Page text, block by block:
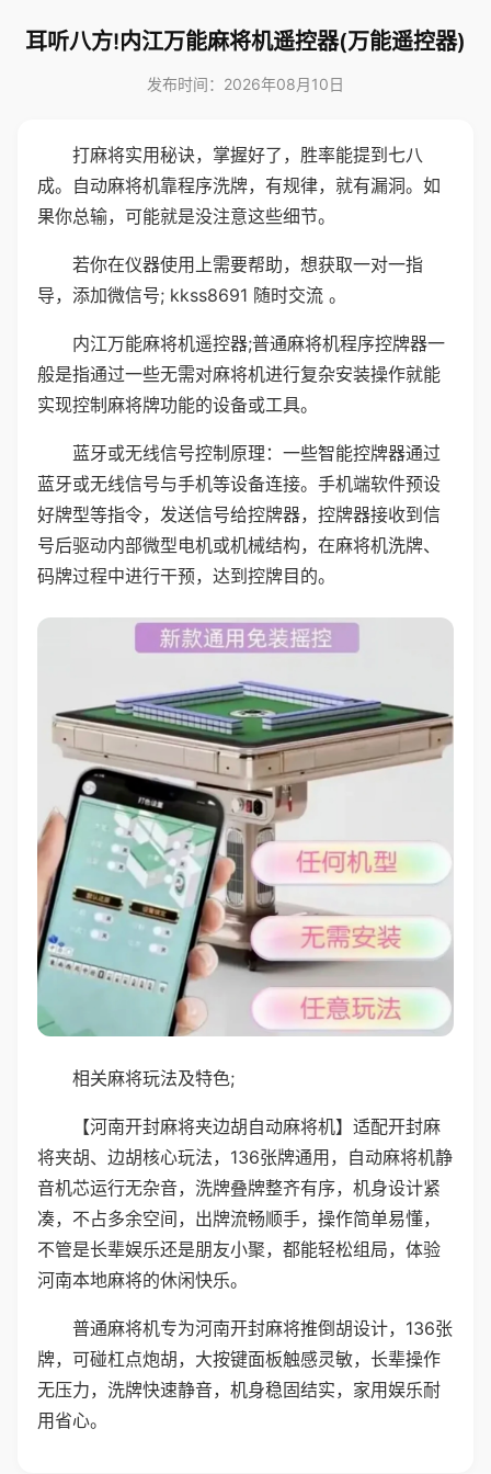
耳听八方!内江万能麻将机遥控器(万能遥控器)
发布时间：2026年08月10日
打麻将实用秘诀，掌握好了，胜率能提到七八
成。自动麻将机靠程序洗牌，有规律，就有漏洞。如
果你总输，可能就是没注意这些细节。
若你在仪器使用上需要帮助，想获取一对一指
导，添加微信号; kkss8691 随时交流 。
内江万能麻将机遥控器;普通麻将机程序控牌器一
般是指通过一些无需对麻将机进行复杂安装操作就能
实现控制麻将牌功能的设备或工具。
蓝牙或无线信号控制原理：一些智能控牌器通过
蓝牙或无线信号与手机等设备连接。手机端软件预设
好牌型等指令，发送信号给控牌器，控牌器接收到信
号后驱动内部微型电机或机械结构，在麻将机洗牌、
码牌过程中进行干预，达到控牌目的。
相关麻将玩法及特色;
【河南开封麻将夹边胡自动麻将机】适配开封麻
将夹胡、边胡核心玩法，136张牌通用，自动麻将机静
音机芯运行无杂音，洗牌叠牌整齐有序，机身设计紧
凑，不占多余空间，出牌流畅顺手，操作简单易懂，
不管是长辈娱乐还是朋友小聚，都能轻松组局，体验
河南本地麻将的休闲快乐。
普通麻将机专为河南开封麻将推倒胡设计，136张
牌，可碰杠点炮胡，大按键面板触感灵敏，长辈操作
无压力，洗牌快速静音，机身稳固结实，家用娱乐耐
用省心。